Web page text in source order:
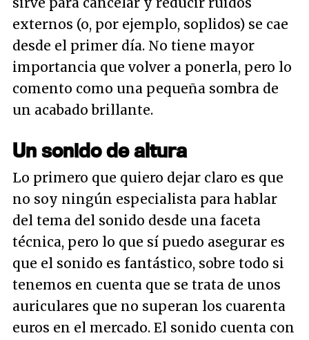
externos (o, por ejemplo, soplidos) se cae
desde el primer día. No tiene mayor
importancia que volver a ponerla, pero lo
comento como una pequeña sombra de
un acabado brillante.
Un sonido de altura
Lo primero que quiero dejar claro es que
no soy ningún especialista para hablar
del tema del sonido desde una faceta
técnica, pero lo que sí puedo asegurar es
que el sonido es fantástico, sobre todo si
tenemos en cuenta que se trata de unos
auriculares que no superan los cuarenta
euros en el mercado. El sonido cuenta con